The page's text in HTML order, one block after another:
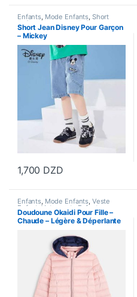
Enfants Mode Enfants Short
Enfant ,Vetements Enfants
Short Jean Disney Pour Garçon
– Mickey
1,700 DZD
Ce produit a plusieurs
Enfants, Mode Enfants, Veste
Enfant Vetements Enfants
Doudoune Okaidi Pour Fille –
Chaude – Légère & Déperlante